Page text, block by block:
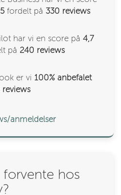
fordelt på 330 reviews
har vi en score på 4,7
på 240 reviews
er vi 100% anbefalet
reviews
anmeldelser
forvente hos